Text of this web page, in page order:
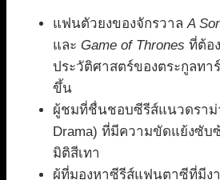
แฟนตัวยงของจักรวาล A
และ Game of Thrones ที่ต้อ
ประวัติศาสตร์ของตระกูลทา
ขึ้น
ผู้ชมที่ชื่นชอบซีรีส์แนวดราม่
Drama) ที่มีความขัดแย้งซับ
มิติสีเทา
ผู้ที่มองหาซีรีส์แฟนตาซีที่มีง